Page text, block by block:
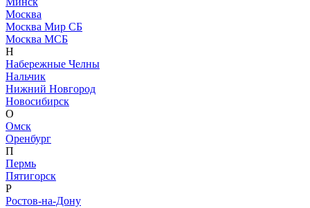
Москва
Москва Мир СБ
Москва МСБ
Н
Набережные Челны
Нальчик
Нижний Новгород
Новосибирск
О
Омск
Оренбург
П
Пермь
Пятигорск
Р
Ростов-на-Дону